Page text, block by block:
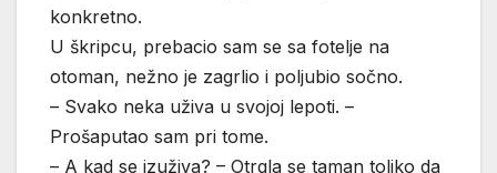
konkretno.
U škripcu, prebacio sam se sa fotelje na
otoman, nežno je zagrlio i poljubio sočno.
– Svako neka uživa u svojoj lepoti. –
Prošaputao sam pri tome.
– A kad se izuživa? – Otrgla se taman toliko da